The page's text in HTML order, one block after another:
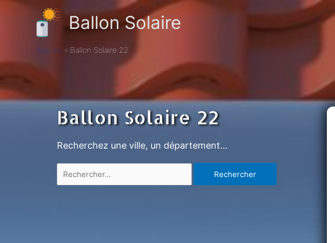
Ballon Solaire
Accueil Ballon Solaire 22
Ballon Solaire 22
Recherchez une ville, un département…